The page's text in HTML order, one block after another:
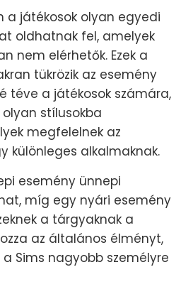
a játékosok olyan egyedi
oldhatnak fel, amelyek
nem elérhetők. Ezek a
tükrözik az esemény
téve a játékosok számára,
stílusokba
megfelelnek az
különleges alkalmaknak.
esemény ünnepi
míg egy nyári esemény
a tárgyaknak a
az általános élményt,
Sims nagyobb személyre